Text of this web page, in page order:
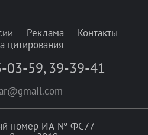
Реклама
Контакты
цитирования
03-59, 39-39-41
номер ИА № ФС77–